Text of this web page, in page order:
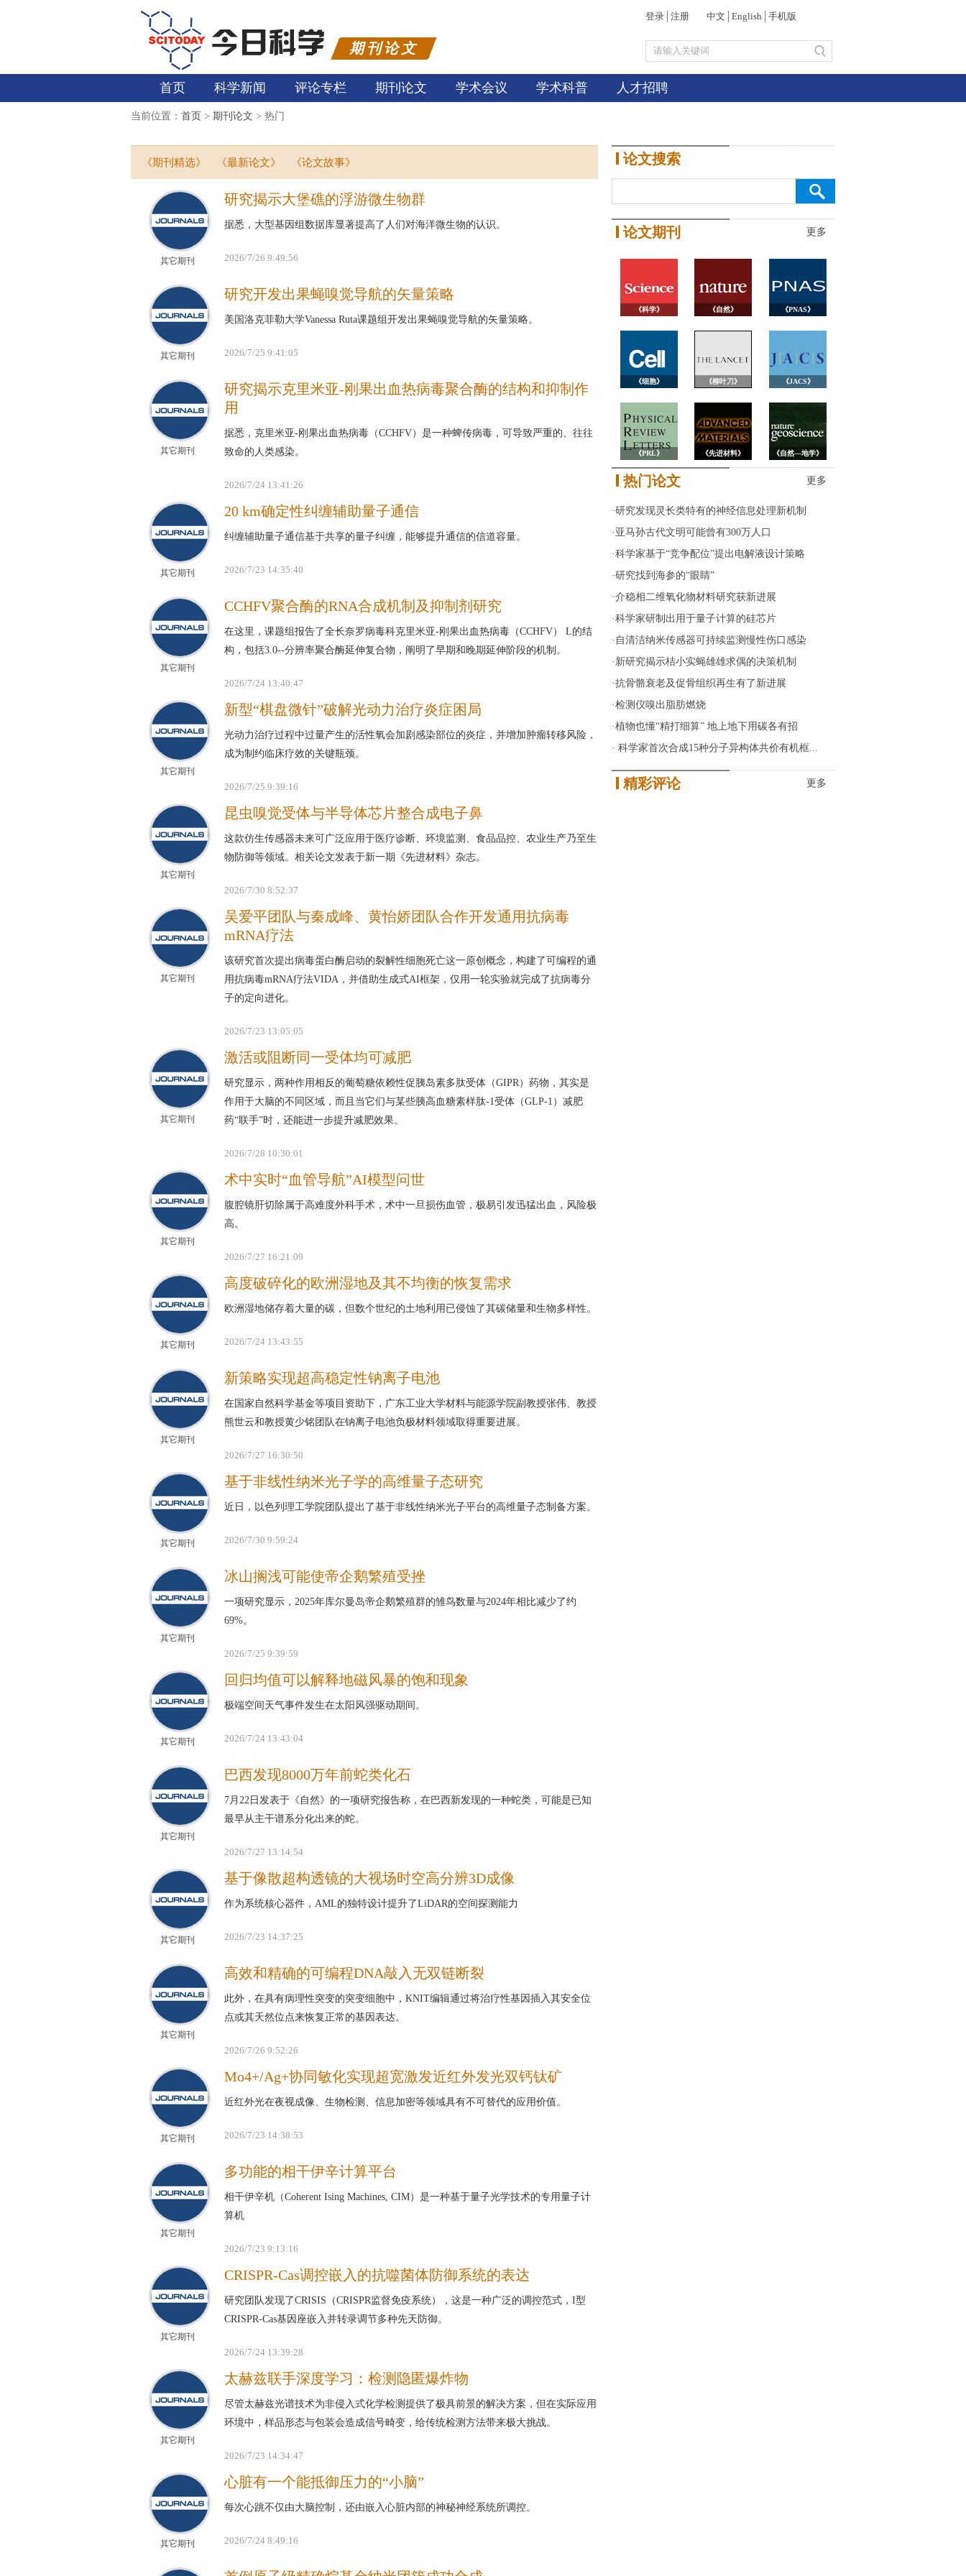
期刊论文
登录 注册 中文 English 手机版
首页 科学新闻 评论专栏 期刊论文 学术会议 学术科普 人才招聘
当前位置： 首页 > 期刊论文 > 热门
《期刊精选》 《最新论文》 《论文故事》
其它期刊
研究揭示大堡礁的浮游微生物群
据悉，大型基因组数据库显著提高了人们对海洋微生物的认识。
2026/7/26 9:49:56
其它期刊
研究开发出果蝇嗅觉导航的矢量策略
美国洛克菲勒大学Vanessa Ruta课题组开发出果蝇嗅觉导航的矢量策略。
2026/7/25 9:41:05
其它期刊
研究揭示克里米亚-刚果出血热病毒聚合酶的结构和抑制作
用
据悉，克里米亚-刚果出血热病毒（CCHFV）是一种蜱传病毒，可导致严重的、往往
致命的人类感染。
2026/7/24 13:41:26
其它期刊
20 km确定性纠缠辅助量子通信
纠缠辅助量子通信基于共享的量子纠缠，能够提升通信的信道容量。
2026/7/23 14:35:40
其它期刊
CCHFV聚合酶的RNA合成机制及抑制剂研究
在这里，课题组报告了全长奈罗病毒科克里米亚-刚果出血热病毒（CCHFV） L的结
构，包括3.0--分辨率聚合酶延伸复合物，阐明了早期和晚期延伸阶段的机制。
2026/7/24 13:40:47
其它期刊
新型“棋盘微针”破解光动力治疗炎症困局
光动力治疗过程中过量产生的活性氧会加剧感染部位的炎症，并增加肿瘤转移风险，
成为制约临床疗效的关键瓶颈。
2026/7/25 9:39:16
其它期刊
昆虫嗅觉受体与半导体芯片整合成电子鼻
这款仿生传感器未来可广泛应用于医疗诊断、环境监测、食品品控、农业生产乃至生
物防御等领域。相关论文发表于新一期《先进材料》杂志。
2026/7/30 8:52:37
其它期刊
吴爱平团队与秦成峰、黄怡娇团队合作开发通用抗病毒
mRNA疗法
该研究首次提出病毒蛋白酶启动的裂解性细胞死亡这一原创概念，构建了可编程的通
用抗病毒mRNA疗法VIDA，并借助生成式AI框架，仅用一轮实验就完成了抗病毒分
子的定向进化。
2026/7/23 13:05:05
其它期刊
激活或阻断同一受体均可减肥
研究显示，两种作用相反的葡萄糖依赖性促胰岛素多肽受体（GIPR）药物，其实是
作用于大脑的不同区域，而且当它们与某些胰高血糖素样肽-1受体（GLP-1）减肥
药“联手”时，还能进一步提升减肥效果。
2026/7/28 10:30:01
其它期刊
术中实时“血管导航”AI模型问世
腹腔镜肝切除属于高难度外科手术，术中一旦损伤血管，极易引发迅猛出血，风险极
高。
2026/7/27 16:21:09
其它期刊
高度破碎化的欧洲湿地及其不均衡的恢复需求
欧洲湿地储存着大量的碳，但数个世纪的土地利用已侵蚀了其碳储量和生物多样性。
2026/7/24 13:43:55
其它期刊
新策略实现超高稳定性钠离子电池
在国家自然科学基金等项目资助下，广东工业大学材料与能源学院副教授张伟、教授
熊世云和教授黄少铭团队在钠离子电池负极材料领域取得重要进展。
2026/7/27 16:30:50
其它期刊
基于非线性纳米光子学的高维量子态研究
近日，以色列理工学院团队提出了基于非线性纳米光子平台的高维量子态制备方案。
2026/7/30 9:59:24
其它期刊
冰山搁浅可能使帝企鹅繁殖受挫
一项研究显示，2025年库尔曼岛帝企鹅繁殖群的雏鸟数量与2024年相比减少了约
69%。
2026/7/25 9:39:59
其它期刊
回归均值可以解释地磁风暴的饱和现象
极端空间天气事件发生在太阳风强驱动期间。
2026/7/24 13:43:04
其它期刊
巴西发现8000万年前蛇类化石
7月22日发表于《自然》的一项研究报告称，在巴西新发现的一种蛇类，可能是已知
最早从主干谱系分化出来的蛇。
2026/7/27 13:14:54
其它期刊
基于像散超构透镜的大视场时空高分辨3D成像
作为系统核心器件，AML的独特设计提升了LiDAR的空间探测能力
2026/7/23 14:37:25
其它期刊
高效和精确的可编程DNA敲入无双链断裂
此外，在具有病理性突变的突变细胞中，KNIT编辑通过将治疗性基因插入其安全位
点或其天然位点来恢复正常的基因表达。
2026/7/26 9:52:26
其它期刊
Mo4+/Ag+协同敏化实现超宽激发近红外发光双钙钛矿
近红外光在夜视成像、生物检测、信息加密等领域具有不可替代的应用价值。
2026/7/23 14:38:53
其它期刊
多功能的相干伊辛计算平台
相干伊辛机（Coherent Ising Machines, CIM）是一种基于量子光学技术的专用量子计
算机
2026/7/23 9:13:16
其它期刊
CRISPR-Cas调控嵌入的抗噬菌体防御系统的表达
研究团队发现了CRISIS（CRISPR监督免疫系统），这是一种广泛的调控范式，I型
CRISPR-Cas基因座嵌入并转录调节多种先天防御。
2026/7/24 13:39:28
其它期刊
太赫兹联手深度学习：检测隐匿爆炸物
尽管太赫兹光谱技术为非侵入式化学检测提供了极具前景的解决方案，但在实际应用
环境中，样品形态与包装会造成信号畸变，给传统检测方法带来极大挑战。
2026/7/23 14:34:47
其它期刊
心脏有一个能抵御压力的“小脑”
每次心跳不仅由大脑控制，还由嵌入心脏内部的神秘神经系统所调控。
2026/7/24 8:49:16
论文搜索
论文期刊 更多
《科学》 《自然》 《PNAS》
《细胞》 《柳叶刀》 《JACS》
《PRL》 《先进材料》 《自然—地学》
热门论文 更多
·研究发现灵长类特有的神经信息处理新机制
· 亚马孙古代文明可能曾有300万人口
·科学家基于“竞争配位”提出电解液设计策略
·研究找到海参的“眼睛”
·介稳相二维氧化物材料研究获新进展
·科学家研制出用于量子计算的硅芯片
· 自清洁纳米传感器可持续监测慢性伤口感染
· 新研究揭示桔小实蝇雄雄求偶的决策机制
·抗骨骼衰老及促骨组织再生有了新进展
·检测仪嗅出脂肪燃烧
·植物也懂“精打细算” 地上地下用碳各有招
· 科学家首次合成15种分子异构体共价有机框...
精彩评论 更多